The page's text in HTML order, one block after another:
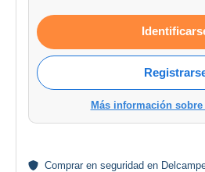
Más información sobre
Comprar en seguridad en